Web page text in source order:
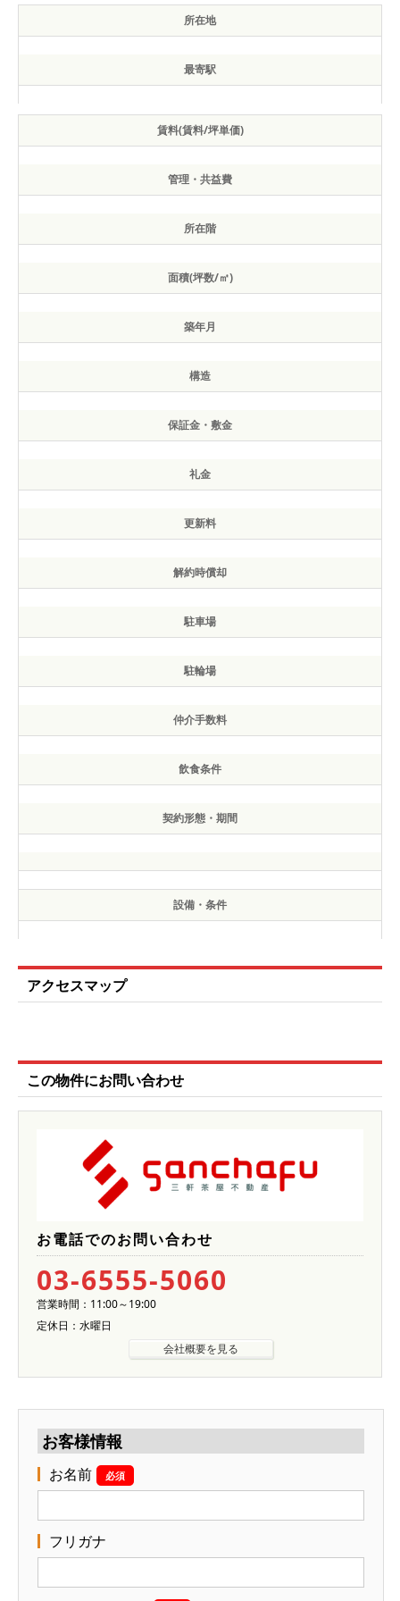
所在地
最寄駅
賃料(賃料/坪単価)
管理・共益費
所在階
面積(坪数/㎡)
築年月
構造
保証金・敷金
礼金
更新料
解約時償却
駐車場
駐輪場
仲介手数料
飲食条件
契約形態・期間
設備・条件
アクセスマップ
この物件にお問い合わせ
お電話でのお問い合わせ
03-6555-5060
営業時間：11:00～19:00
定休日：水曜日
会社概要を見る
お客様情報
お名前 必須
フリガナ